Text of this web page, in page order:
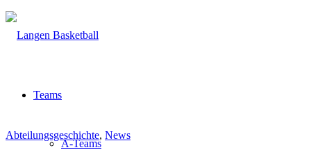
Teams
A-Teams
Abteilungsgeschichte, News